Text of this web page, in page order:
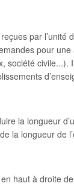
par l’unité
pour
société civile...).
la longueur
la longueur de
haut à droite